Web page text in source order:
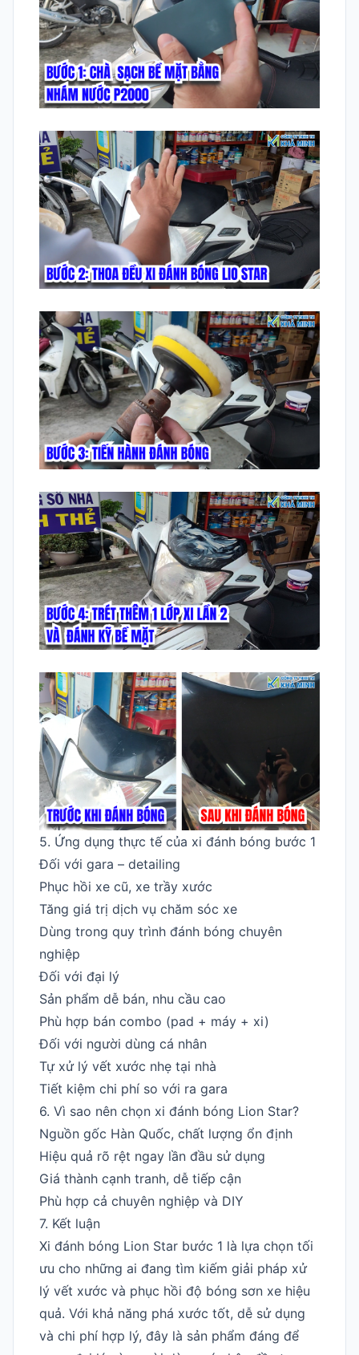
5. Ứng dụng thực tế của xi đánh bóng bước 1
Đối với gara – detailing
Phục hồi xe cũ, xe trầy xước
Tăng giá trị dịch vụ chăm sóc xe
Dùng trong quy trình đánh bóng chuyên
nghiệp
Đối với đại lý
Sản phẩm dễ bán, nhu cầu cao
Phù hợp bán combo (pad + máy + xi)
Đối với người dùng cá nhân
Tự xử lý vết xước nhẹ tại nhà
Tiết kiệm chi phí so với ra gara
6. Vì sao nên chọn xi đánh bóng Lion Star?
Nguồn gốc Hàn Quốc, chất lượng ổn định
Hiệu quả rõ rệt ngay lần đầu sử dụng
Giá thành cạnh tranh, dễ tiếp cận
Phù hợp cả chuyên nghiệp và DIY
7. Kết luận
Xi đánh bóng Lion Star bước 1 là lựa chọn tối
ưu cho những ai đang tìm kiếm giải pháp xử
lý vết xước và phục hồi độ bóng sơn xe hiệu
quả. Với khả năng phá xước tốt, dễ sử dụng
và chi phí hợp lý, đây là sản phẩm đáng để